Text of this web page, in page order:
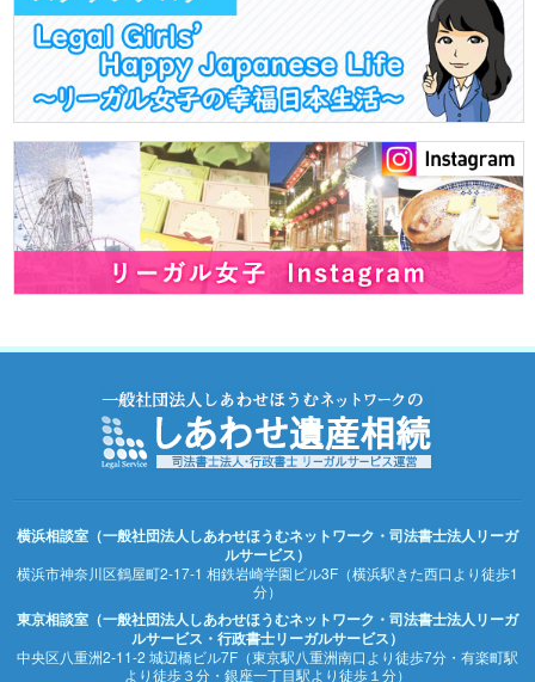
横浜相談室（一般社団法人しあわせほうむネットワーク・司法書士法人リーガ
ルサービス）
横浜市神奈川区鶴屋町2-17-1 相鉄岩崎学園ビル3F（横浜駅きた西口より徒歩1
分）
東京相談室（一般社団法人しあわせほうむネットワーク・司法書士法人リーガ
ルサービス・行政書士リーガルサービス）
中央区八重洲2-11-2 城辺橋ビル7F（東京駅八重洲南口より徒歩7分・有楽町駅
より徒歩３分・銀座一丁目駅より徒歩１分）